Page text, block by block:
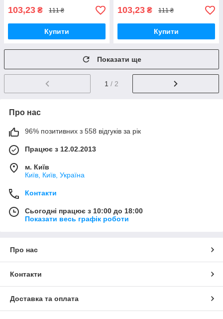
103,23 ₴ 111 ₴
Купити
103,23 ₴ 111 ₴
Купити
Показати ще
1 / 2
Про нас
96% позитивних з 558 відгуків за рік
Працює з 12.02.2013
м. Київ
Київ, Київ, Україна
Контакти
Сьогодні працює з 10:00 до 18:00
Показати весь графік роботи
Про нас
Контакти
Доставка та оплата